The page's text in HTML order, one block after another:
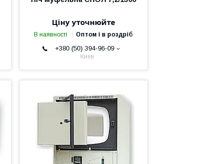
Ціну уточнюйте
В наявності Оптом і в роздріб
+380 (50) 394-96-09
Киев